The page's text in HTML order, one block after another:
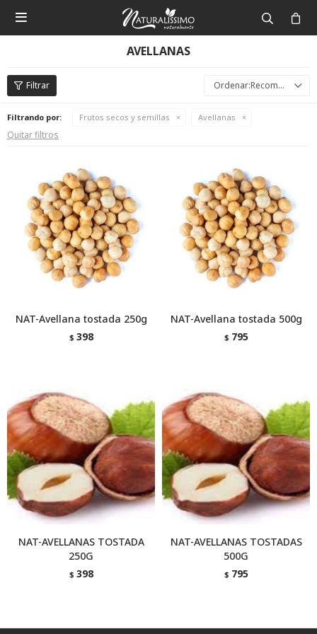

AVELLANAS
Recomendados
Filtrando por: Frutos secos y semillas Avellanas
Quitar filtros
NAT-Avellana tostada 250g
$ 398
NAT-Avellana tostada 500g
$ 795
NAT-AVELLANAS TOSTADA
250G
$ 398
NAT-AVELLANAS TOSTADAS
500G
$ 795